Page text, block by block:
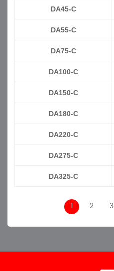
DA45-C
DA55-C
DA75-C
DA100-C
DA150-C
DA180-C
DA220-C
DA275-C
DA325-C
1 2 3